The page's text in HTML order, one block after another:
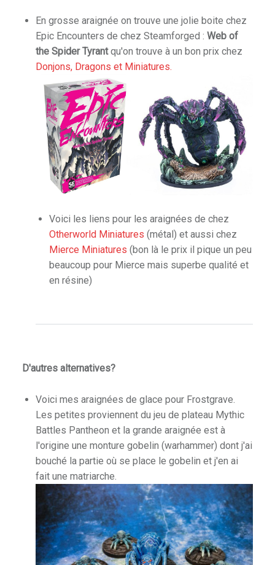
En grosse araignée on trouve une jolie boite chez
Epic Encounters de chez Steamforged : Web of
the Spider Tyrantqu'on trouve à un bon prix chez
Donjons, Dragons et Miniatures.
Voici les liens pour les araignées de chez
Otherworld Miniatures (métal) et aussi chez
Mierce Miniatures (bon là le prix il pique un peu
beaucoup pour Mierce mais superbe qualité et
en résine)
D'autres alternatives?
Voici mes araignées de glace pour Frostgrave.
Les petites proviennent du jeu de plateau Mythic
Battles Pantheon et la grande araignée est à
l'origine une monture gobelin (warhammer) dont j'ai
bouché la partie où se place le gobelin et j'en ai
fait une matriarche.